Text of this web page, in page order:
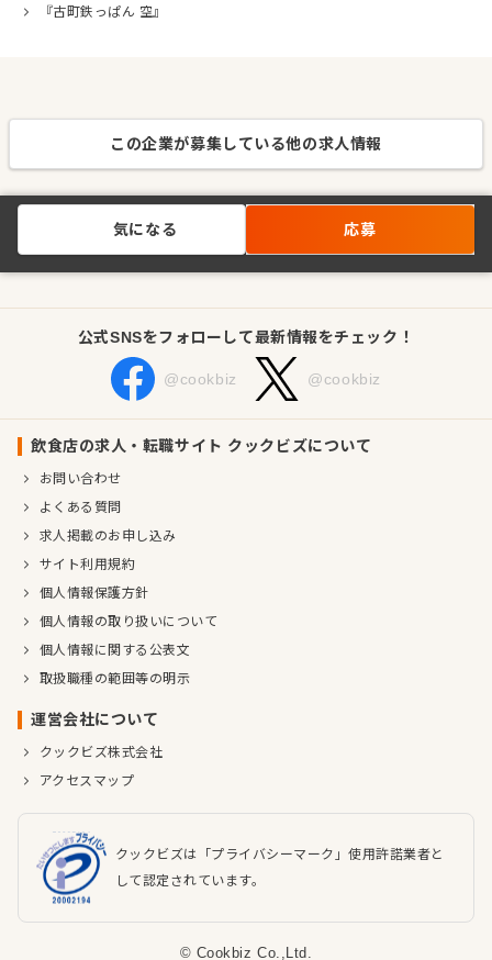
『古町鉄っぱん 空』
この企業が募集している他の求人情報
気になる 応募
公式SNSをフォローして最新情報をチェック！
@cookbiz @cookbiz
飲食店の求人・転職サイト クックビズについて
お問い合わせ
よくある質問
求人掲載のお申し込み
サイト利用規約
個人情報保護方針
個人情報の取り扱いについて
個人情報に関する公表文
取扱職種の範囲等の明示
運営会社について
クックビズ株式会社
アクセスマップ
クックビズは「プライバシーマーク」使用許諾業者と
して認定されています。
© Cookbiz Co.,Ltd.